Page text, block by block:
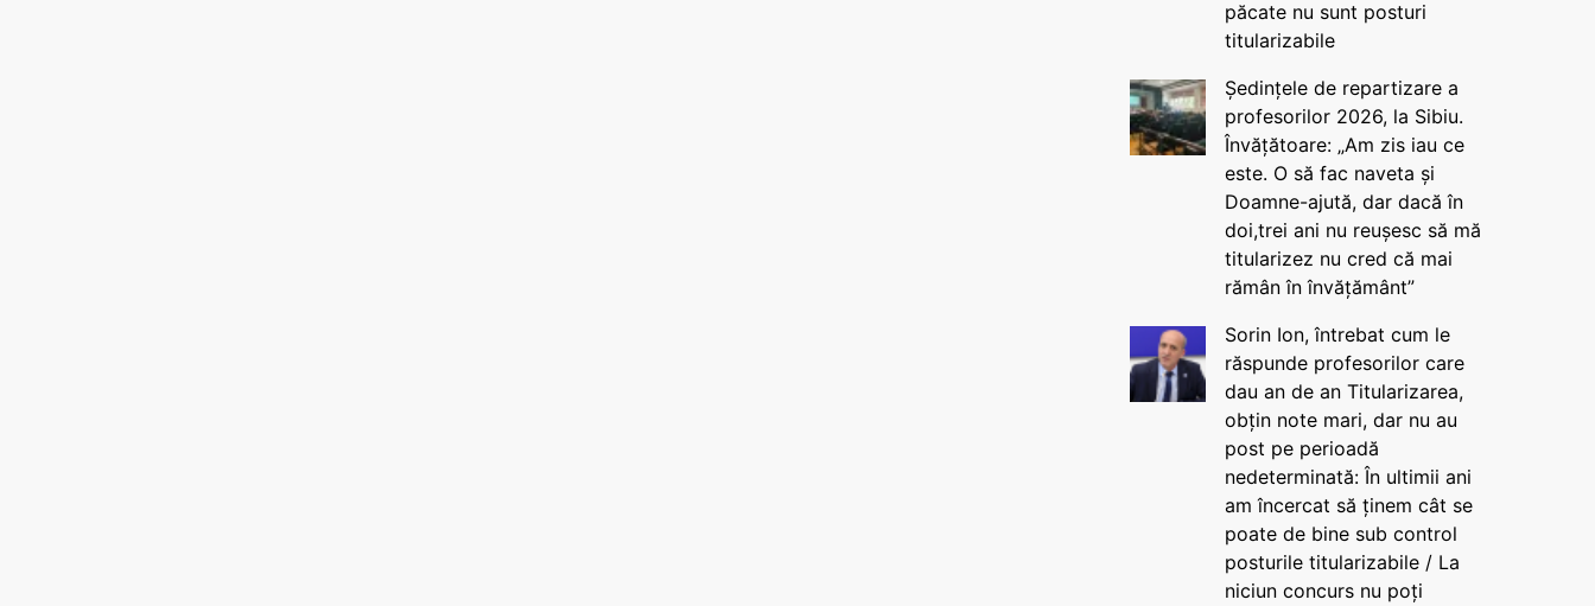
păcate nu sunt posturi
titularizabile
Ședințele de repartizare a
profesorilor 2026, la Sibiu.
Învățătoare: „Am zis iau ce
este. O să fac naveta și
Doamne-ajută, dar dacă în
doi,trei ani nu reușesc să mă
titularizez nu cred că mai
rămân în învățământ”
Sorin Ion, întrebat cum le
răspunde profesorilor care
dau an de an Titularizarea,
obțin note mari, dar nu au
post pe perioadă
nedeterminată: În ultimii ani
am încercat să ținem cât se
poate de bine sub control
posturile titularizabile / La
niciun concurs nu poți